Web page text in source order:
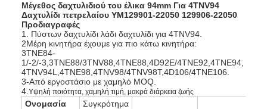
Μέγεθος δαχτυλιδιού του έλικα 94mm Για 4TNV94
Δαχτυλίδι πετρελαίου YM129901-22050 129906-22050
Προδιαγραφές
1. Πύστων δαχτυλίδι λάδι δαχτυλίδι για 4TNV94.
2Μέρη κινητήρα έχουμε για πιο κάτω κινητήρα:
3TNE84-
1/-2/-3,3TNE88/3TNV88,4TNE88,4D92E/4TNE92,4TNE94,
4TNV94L,4TNE98,4TNV98/4TNV98T,4D106/4TNE106.
3-Από εργοστάσιο με χαμηλό MOQ.
4. Υψηλή ποιότητα, χαμηλή τιμή, μακρά διάρκεια ζωής
Ονομασία
Συγκρότημα